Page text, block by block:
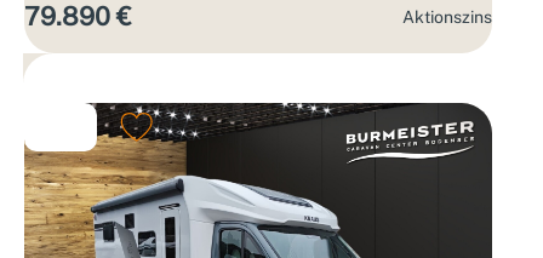
79.890 € Aktions­zins